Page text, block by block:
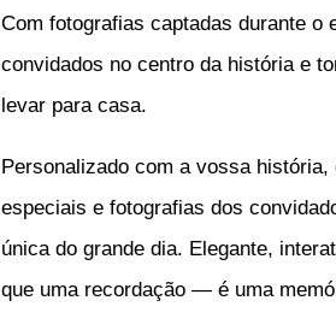
Com fotografias captadas durante o
convidados no centro da história e
levar para casa.
Personalizado com a vossa
especiais e fotografias dos
única do grande dia. Elegante,
que uma recordação — é uma